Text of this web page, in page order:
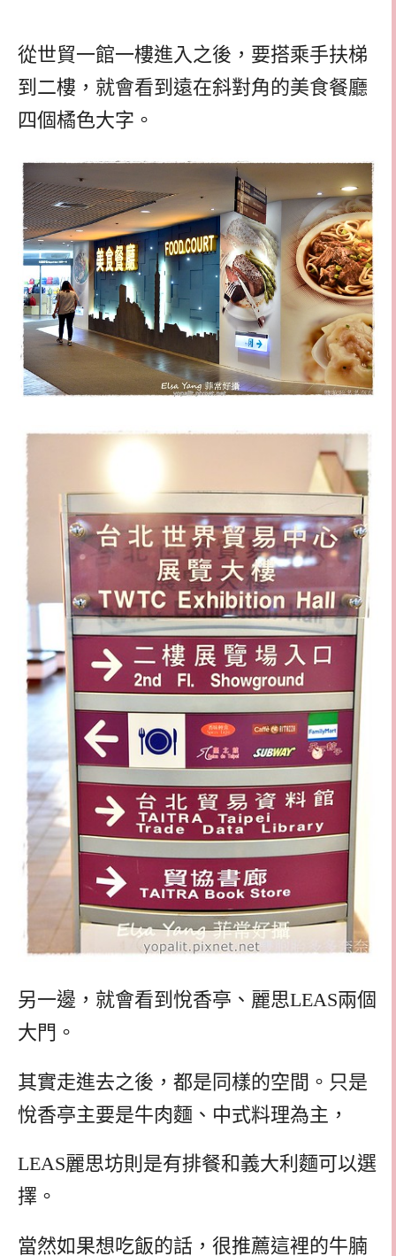
從世貿一館一樓進入之後，要搭乘手扶梯
到二樓，就會看到遠在斜對角的美食餐廳
四個橘色大字。
另一邊，就會看到悅香亭、麗思LEAS兩個
大門。
其實走進去之後，都是同樣的空間。只是
悅香亭主要是牛肉麵、中式料理為主，
LEAS麗思坊則是有排餐和義大利麵可以選
擇。
當然如果想吃飯的話，很推薦這裡的牛腩